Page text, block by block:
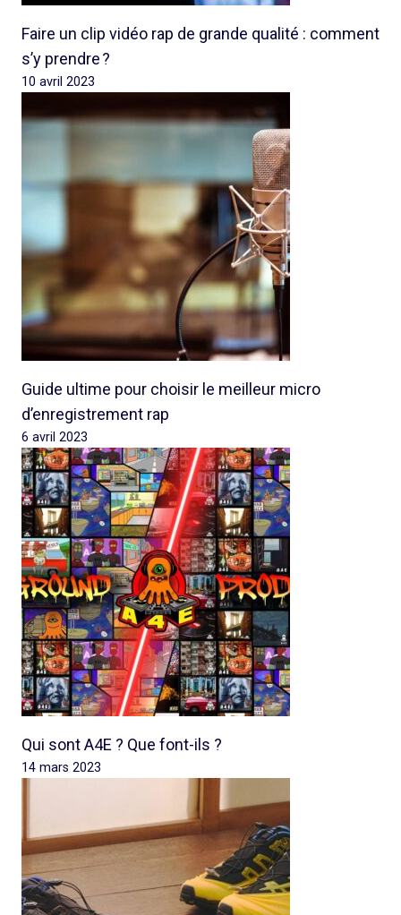
Faire un clip vidéo rap de grande qualité : comment
s’y prendre ?
10 avril 2023
Guide ultime pour choisir le meilleur micro
d’enregistrement rap
6 avril 2023
Qui sont A4E ? Que font-ils ?
14 mars 2023